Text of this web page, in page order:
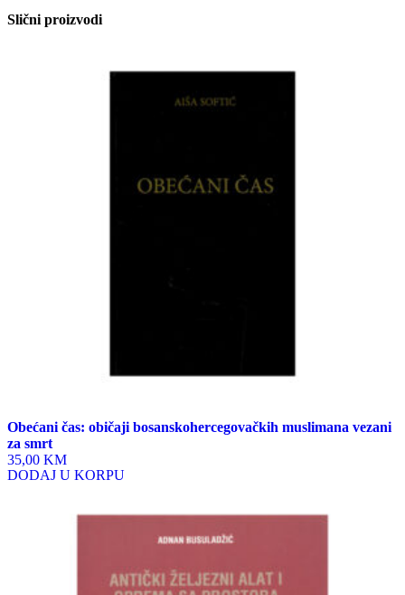
Slični proizvodi
Obećani čas: običaji bosanskohercegovačkih muslimana vezani
za smrt
35,00 KM
DODAJ U KORPU